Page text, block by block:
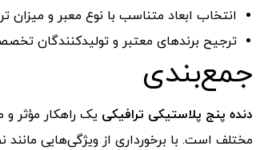
انتخاب ابعاد متناسب با نوع معبر و میزان
ترجیح برندهای معتبر و تولیدکنندگان
جمع‌بندی
دنده پنج پلاستیکی ترافیکی یک راهکار مؤثر و
مختلف است. با برخورداری از ویژگی‌هایی مانند